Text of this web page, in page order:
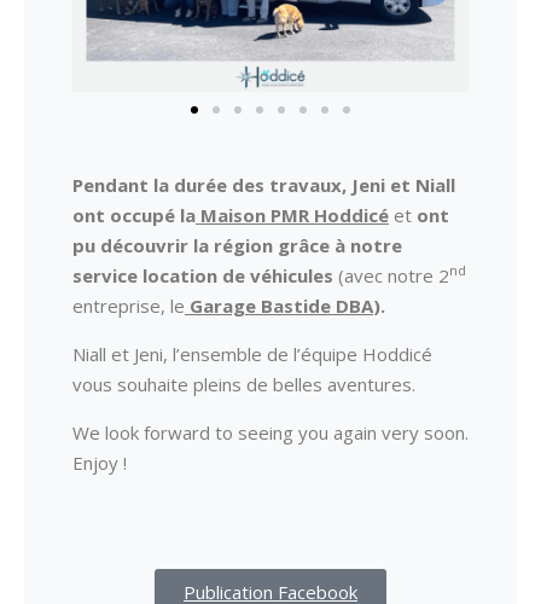
Pendant la durée des travaux, Jeni et Niall
ont occupé la Maison PMR Hoddicé et ont
pu découvrir la région grâce à notre
service location de véhicules (avec notre 2nd
entreprise, le Garage Bastide DBA).
Niall et Jeni, l’ensemble de l’équipe Hoddicé
vous souhaite pleins de belles aventures.
We look forward to seeing you again very soon.
Enjoy !
Publication Facebook